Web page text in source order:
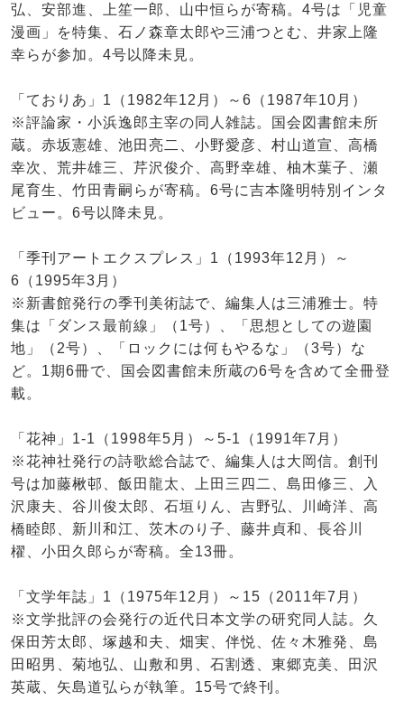
弘、安部進、上笙一郎、山中恒らが寄稿。4号は「児童
漫画」を特集、石ノ森章太郎や三浦つとむ、井家上隆
幸らが参加。4号以降未見。
「ておりあ」1（1982年12月）～6（1987年10月）
※評論家・小浜逸郎主宰の同人雑誌。国会図書館未所
蔵。赤坂憲雄、池田亮二、小野愛彦、村山道宣、高橋
幸次、荒井雄三、芹沢俊介、高野幸雄、柚木葉子、瀬
尾育生、竹田青嗣らが寄稿。6号に吉本隆明特別インタ
ビュー。6号以降未見。
「季刊アートエクスプレス」1（1993年12月）～
6（1995年3月）
※新書館発行の季刊美術誌で、編集人は三浦雅士。特
集は「ダンス最前線」（1号）、「思想としての遊園
地」（2号）、「ロックには何もやるな」（3号）な
ど。1期6冊で、国会図書館未所蔵の6号を含めて全冊登
載。
「花神」1-1（1998年5月）～5-1（1991年7月）
※花神社発行の詩歌総合誌で、編集人は大岡信。創刊
号は加藤楸邨、飯田龍太、上田三四二、島田修三、入
沢康夫、谷川俊太郎、石垣りん、吉野弘、川崎洋、高
橋睦郎、新川和江、茨木のり子、藤井貞和、長谷川
櫂、小田久郎らが寄稿。全13冊。
「文学年誌」1（1975年12月）～15（2011年7月）
※文学批評の会発行の近代日本文学の研究同人誌。久
保田芳太郎、塚越和夫、畑実、伴悦、佐々木雅発、島
田昭男、菊地弘、山敷和男、石割透、東郷克美、田沢
英蔵、矢島道弘らが執筆。15号で終刊。